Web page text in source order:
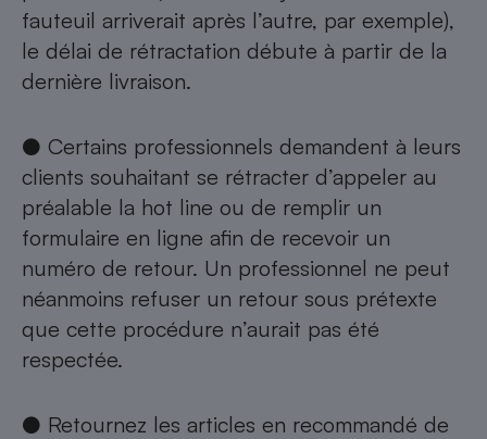
fauteuil arriverait après l’autre, par exemple),
le délai de rétractation débute à partir de la
dernière livraison.
● Certains professionnels demandent à leurs
clients souhaitant se rétracter d’appeler au
préalable la hot line ou de remplir un
formulaire en ligne afin de recevoir un
numéro de retour. Un professionnel ne peut
néanmoins refuser un retour sous prétexte
que cette procédure n’aurait pas été
respectée.
● Retournez les articles en recommandé de